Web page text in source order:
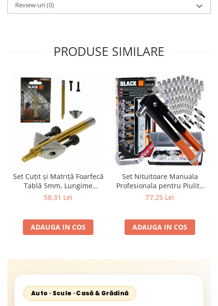
Review-uri(0)
PRODUSE SIMILARE
Set Cuțit și Matriță Foarfecă
Tablă 5mm, Lungime
58mm, Universal (Nibbler)
58,31 Lei
ADAUGA IN COS
Set Nituitoare Manuala
Profesionala pentru Piulite
Nit M3-M8 BLACKTOOLS
77,25 Lei
ADAUGA IN COS
Auto · Scule · Casă & Grădină